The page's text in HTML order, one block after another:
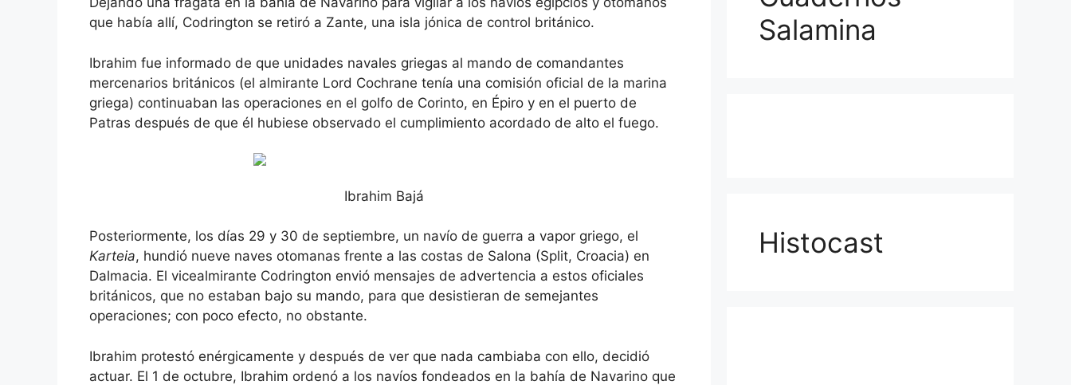
que había allí, Codrington se retiró a Zante, una isla jónica de control británico.
Ibrahim fue informado de que unidades navales griegas al mando de comandantes
mercenarios británicos (el almirante Lord Cochrane tenía una comisión oficial de la marina
griega) continuaban las operaciones en el golfo de Corinto, en Épiro y en el puerto de
Patras después de que él hubiese observado el cumplimiento acordado de alto el fuego.
Ibrahim Bajá
Posteriormente, los días 29 y 30 de septiembre, un navío de guerra a vapor griego, el
Karteia, hundió nueve naves otomanas frente a las costas de Salona (Split, Croacia) en
Dalmacia. El vicealmirante Codrington envió mensajes de advertencia a estos oficiales
británicos, que no estaban bajo su mando, para que desistieran de semejantes
operaciones; con poco efecto, no obstante.
Ibrahim protestó enérgicamente y después de ver que nada cambiaba con ello, decidió
actuar. El 1 de octubre, Ibrahim ordenó a los navíos fondeados en la bahía de Navarino que
Salamina
Histocast